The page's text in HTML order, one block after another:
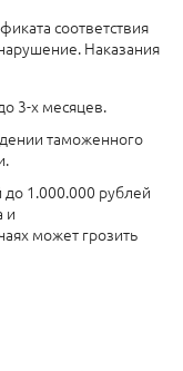
соответствия
Наказания
3-х месяцев.
таможенного
до 1.000.000 рублей
и
может грозить